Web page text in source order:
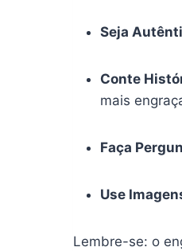
Seja
Conte
mais
Faça
Use
Lembre-se: o